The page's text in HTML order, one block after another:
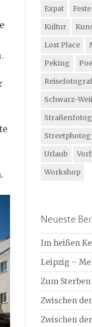
Expat
Feste
Kultur
Lost Place
Peking
Schwarz-
Urlaub
Workshop
Neueste
Im heißen
Leipzig –
Zum
Zwischen
Zwischen